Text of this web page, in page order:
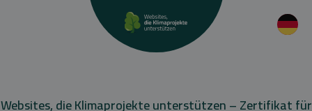
Websites, die Klimaprojekte unterstützen – Zertifikat für